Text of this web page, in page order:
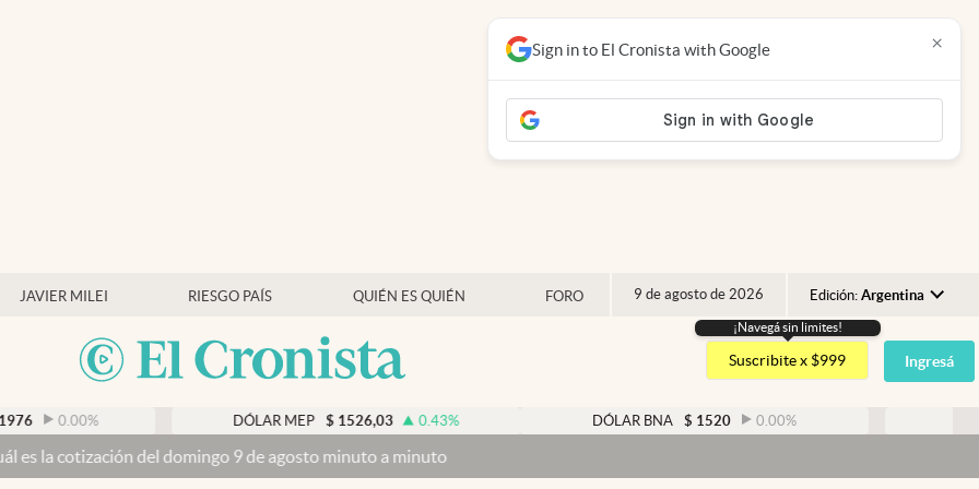
JAVIER MILEI RIESGO PAÍS QUIÉN ES QUIÉN FORO 9 de agosto de 2026 Edición: Argentina
Argentina
España
USA
¡Navegá sin limites!
Suscribite x $999 Ingresá
1526,03 0.43% 1520 0.00 %
domingo 9 de agosto minuto a minuto
Sign in to El Cronista with Google ×